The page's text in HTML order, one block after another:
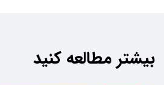
بیشتر مطالعه کنید